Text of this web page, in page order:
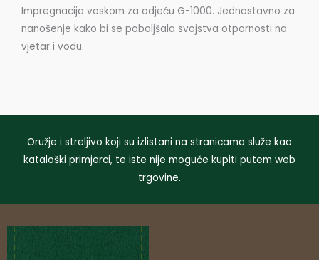
Impregnacija voskom za odjeću G-1000. Jednostavno za
nanošenje kako bi se poboljšala svojstva otpornosti na
vjetar i vodu.
Oružje i streljivo koji su izlistani na stranicama služe kao
kataloški primjerci, te iste nije moguće kupiti putem web
trgovine.